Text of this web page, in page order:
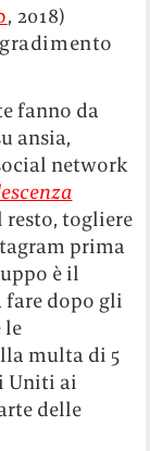
, 2018)
fanno da
ansia,
network
resto, togliere
prima
è il
fare dopo gli
le
multa di 5
Uniti ai
delle